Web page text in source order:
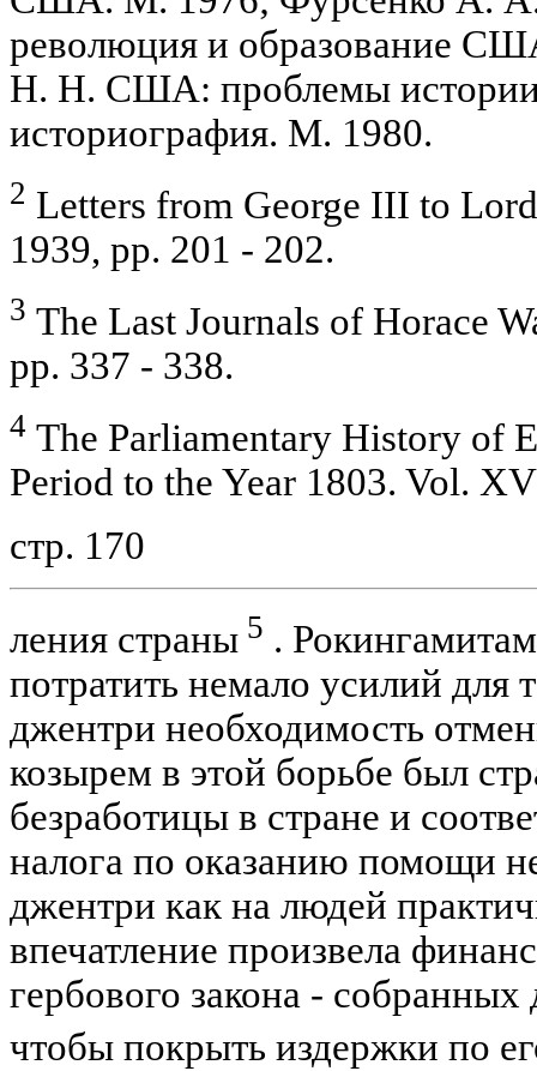
революция и образование
Н. Н. США: проблемы истории
историография. М. 1980.
2 Letters from George III to
1939, pp. 201 - 202.
3 The Last Journals of Horace
pp. 337 - 338.
4 The Parliamentary History of
Period to the Year 1803. Vol.
стр. 170
ления страны 5 .
потратить немало усилий для
джентри необходимость
козырем в этой борьбе был
безработицы в стране и
налога по оказанию помощи
джентри как на людей
впечатление произвела
гербового закона - собранных
чтобы покрыть издержки по